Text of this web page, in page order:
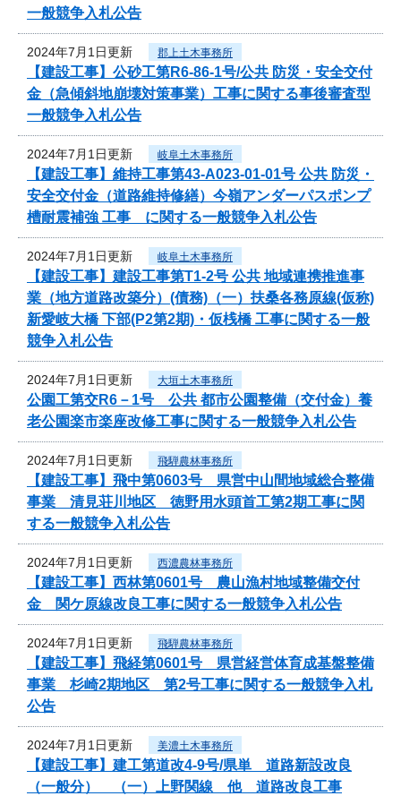
一般競争入札公告
2024年7月1日更新 郡上土木事務所
【建設工事】公砂工第R6-86-1号/公共 防災・安全交付
金（急傾斜地崩壊対策事業）工事に関する事後審査型
一般競争入札公告
2024年7月1日更新 岐阜土木事務所
【建設工事】維持工事第43-A023-01-01号 公共 防災・
安全交付金（道路維持修繕）今嶺アンダーパスポンプ
槽耐震補強 工事 に関する一般競争入札公告
2024年7月1日更新 岐阜土木事務所
【建設工事】建設工事第T1-2号 公共 地域連携推進事
業（地方道路改築分）(債務)（一）扶桑各務原線(仮称)
新愛岐大橋 下部(P2第2期)・仮桟橋 工事に関する一般
競争入札公告
2024年7月1日更新 大垣土木事務所
公園工第交R6－1号 公共 都市公園整備（交付金）養
老公園楽市楽座改修工事に関する一般競争入札公告
2024年7月1日更新 飛騨農林事務所
【建設工事】飛中第0603号 県営中山間地域総合整備
事業 清見荘川地区 徳野用水頭首工第2期工事に関
する一般競争入札公告
2024年7月1日更新 西濃農林事務所
【建設工事】西林第0601号 農山漁村地域整備交付
金 関ケ原線改良工事に関する一般競争入札公告
2024年7月1日更新 飛騨農林事務所
【建設工事】飛経第0601号 県営経営体育成基盤整備
事業 杉崎2期地区 第2号工事に関する一般競争入札
公告
2024年7月1日更新 美濃土木事務所
【建設工事】建工第道改4-9号/県単 道路新設改良
（一般分） （一）上野関線 他 道路改良工事